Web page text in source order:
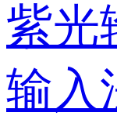
紫光
输入